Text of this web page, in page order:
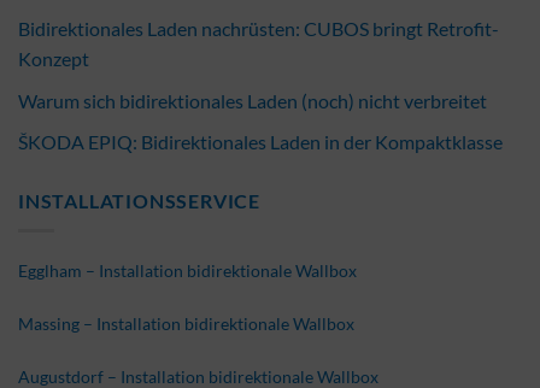
Bidirektionales Laden nachrüsten: CUBOS bringt Retrofit-
Konzept
Warum sich bidirektionales Laden (noch) nicht verbreitet
ŠKODA EPIQ: Bidirektionales Laden in der Kompaktklasse
INSTALLATIONSSERVICE
Egglham – Installation bidirektionale Wallbox
Massing – Installation bidirektionale Wallbox
Augustdorf – Installation bidirektionale Wallbox